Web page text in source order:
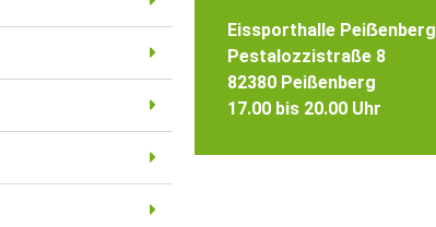
Eissporthalle Peiẞenberg
Pestalozzistraße 8
82380 Peißenberg
17.00 bis 20.00 Uhr